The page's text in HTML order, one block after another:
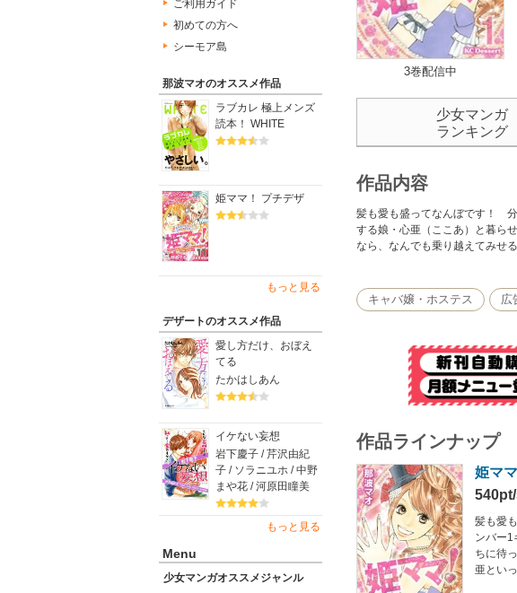
ご利用ガイド
初めての方へ
シーモア島
那波マオのオススメ作品
ラブカレ 極上メンズ
読本！ WHITE
姫ママ！ プチデザ
もっと見る
デザートのオススメ作品
愛し方だけ、おぼえ
てる
たかはしあん
イケない妄想
岩下慶子 / 芹沢由紀
子 / ソラニユホ / 中野
まや花 / 河原田瞳美
もっと見る
Menu
少女マンガオススメジャンル
3巻配信中
少女マンガ
ランキング
作品内容
髪も愛も盛ってなんぼです！
する娘・心亜（ここあ）と暮ら
なら、なんでも乗り越えてみせ
キャバ嬢・ホステス 広
作品ラインナップ
姫マ
髪も愛
ンバー
ちに待
亜とい